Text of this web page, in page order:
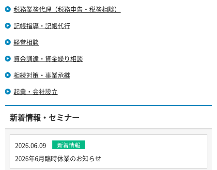
税務業務代理（税務申告・税務相談）
記帳指導・記帳代行
経営相談
資金調達・資金繰り相談
相続対策・事業承継
起業・会社設立
新着情報・セミナー
2026.06.09 新着情報
2026年6月臨時休業のお知らせ